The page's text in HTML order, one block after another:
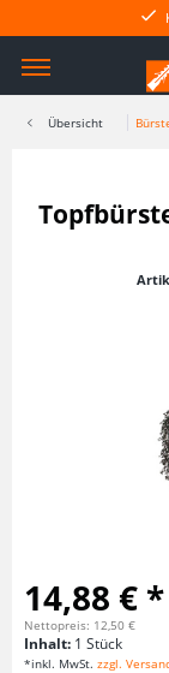
Übersicht
14,88 € *
Nettopreis: 12,50 €
Inhalt: 1 Stück
*inkl. MwSt. zzgl.